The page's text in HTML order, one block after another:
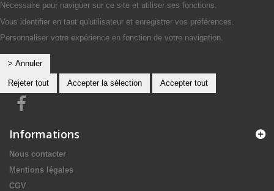
Nécessaire pour naviguer sur ce site et utiliser ses fonctions.
Vous identifier en tant qu'utilisateur et enregistrer vos préférences.
Personnaliser votre expérience en fonction de votre navigation.
> Annuler
Rejeter tout Accepter la sélection Accepter tout
Informations
Nous contacter
Mentions légales
CGV